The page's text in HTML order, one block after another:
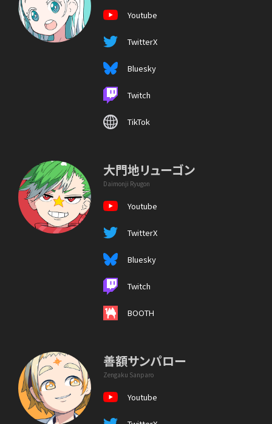
Youtube
TwitterX
Bluesky
Twitch
TikTok
大門地リューゴン
Daimonji Ryugon
Youtube
TwitterX
Bluesky
Twitch
BOOTH
善額サンパロー
Zengaku Sanparo
Youtube